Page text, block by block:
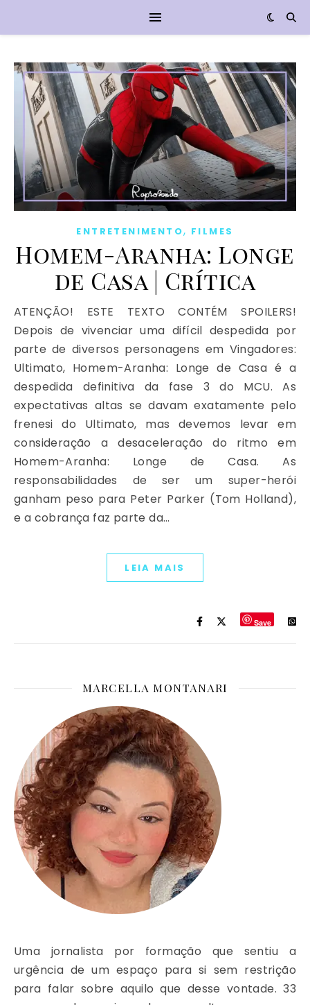
ENTRETENIMENTO, FILMES
Homem-Aranha: Longe
de Casa | Crítica
ATENÇÃO! ESTE TEXTO CONTÉM SPOILERS!
Depois de vivenciar uma difícil despedida por
parte de diversos personagens em Vingadores:
Ultimato, Homem-Aranha: Longe de Casa é a
despedida definitiva da fase 3 do MCU. As
expectativas altas se davam exatamente pelo
frenesi do Ultimato, mas devemos levar em
consideração a desaceleração do ritmo em
Homem-Aranha: Longe de Casa. As
responsabilidades de ser um super-herói
ganham peso para Peter Parker (Tom Holland),
e a cobrança faz parte da…
LEIA MAIS
Save
MARCELLA MONTANARI
Uma jornalista por formação que sentiu a
urgência de um espaço para si sem restrição
para falar sobre aquilo que desse vontade. 33